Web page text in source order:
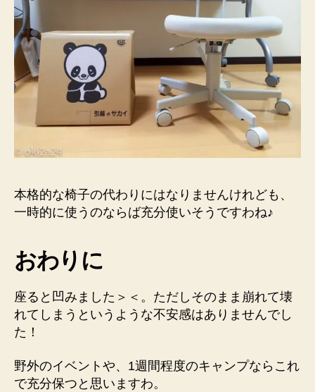
本格的な椅子の代わりにはなりませんけれども、
一時的に使うのならば充分使いそうですわね♪
おわりに
座ると凹みました＞＜。ただしそのまま崩れて壊
れてしまうというような不安感はありませんでし
た！
野外のイベントや、1週間程度のキャンプならこれ
で充分保つと思いますわ。